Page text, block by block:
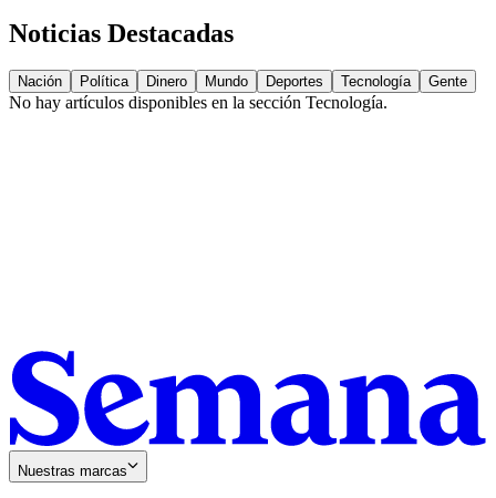
Noticias Destacadas
Nación Política Dinero Mundo Deportes Tecnología Gente
No hay artículos disponibles en la sección Tecnología.
Nuestras marcas